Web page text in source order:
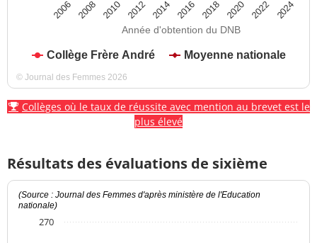
Année d'obtention du DNB
Collège Frère André Moyenne nationale
2006 2008 2010 2012 2014 2016 2018 2020 2022 2024
© Journal des Femmes 2026
Collèges où le taux de réussite avec mention au brevet est le
plus élevé
Résultats des évaluations de sixième
(Source : Journal des Femmes d'après ministère de l'Education
nationale)
270